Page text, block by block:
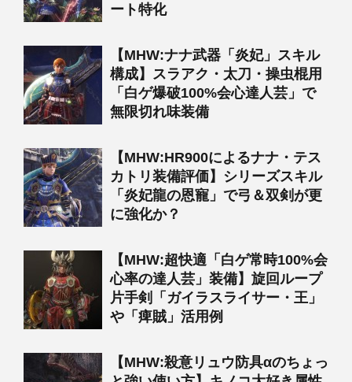
ート特化
【MHW:ナナ武器「炎妃」スキル
構成】スラアク・太刀・操虫棍用
「白ゲ爆破100%会心達人芸」で
無限切れ味装備
【MHW:HR900によるナナ・テス
カトリ装備評価】シリーズスキル
「炎妃龍の恩寵」で弓＆双剣が更
に強化か？
【MHW:超快適「白ゲ常時100%会
心率の達人芸」装備】旋回ループ
片手剣「ガイラスライサー・王」
や「痺賊」活用例
【MHW:殺意リュウ防具αのちょっ